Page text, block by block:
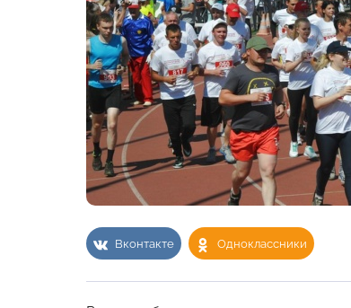
Вконтакте Одноклассники